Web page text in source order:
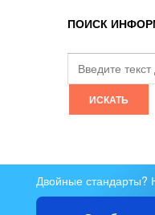
ПОИСК
Двойные стандарты?